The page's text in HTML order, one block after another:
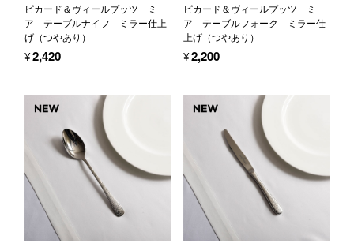
ピカード＆ヴィールプッツ ミ
ア テーブルナイフ ミラー仕上
げ（つやあり）
¥2,420
ピカード＆ヴィールプッツ ミ
ア テーブルフォーク ミラー仕
上げ（つやあり）
¥2,200